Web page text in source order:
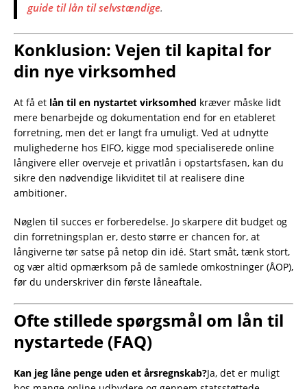
guide til lån til selvstændige.
Konklusion: Vejen til kapital for
din nye virksomhed
At få et lån til en nystartet virksomhed kræver måske lidt
mere benarbejde og dokumentation end for en etableret
forretning, men det er langt fra umuligt. Ved at udnytte
mulighederne hos EIFO, kigge mod specialiserede online
långivere eller overveje et privatlån i opstartsfasen, kan du
sikre den nødvendige likviditet til at realisere dine
ambitioner.
Nøglen til succes er forberedelse. Jo skarpere dit budget og
din forretningsplan er, desto større er chancen for, at
långiverne tør satse på netop din idé. Start småt, tænk stort,
og vær altid opmærksom på de samlede omkostninger (ÅOP),
før du underskriver din første låneaftale.
Ofte stillede spørgsmål om lån til
nystartede (FAQ)
Kan jeg låne penge uden et årsregnskab?Ja, det er muligt